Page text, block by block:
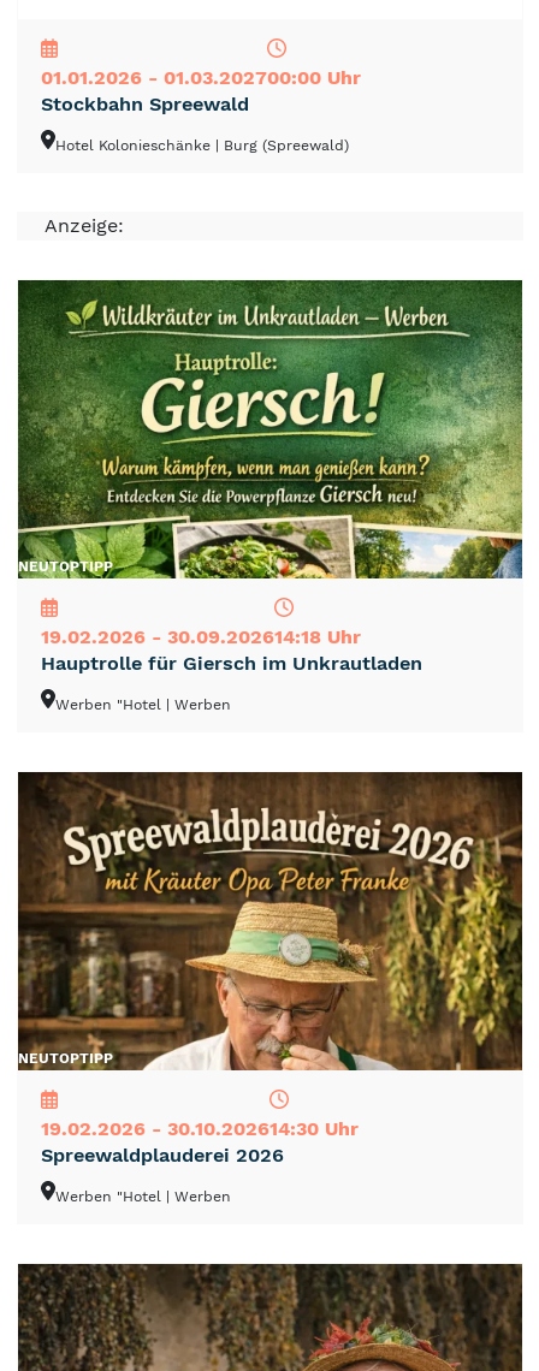
01.01.2026 - 01.03.202700:00 Uhr
Stockbahn Spreewald
Hotel Kolonieschänke | Burg (Spreewald)
NEUTOPTIPP
19.02.2026 - 30.09.202614:18 Uhr
Hauptrolle für Giersch im Unkrautladen
Werben "Hotel | Werben
NEUTOPTIPP
19.02.2026 - 30.10.202614:30 Uhr
Spreewaldplauderei 2026
Werben "Hotel | Werben
Anzeige: